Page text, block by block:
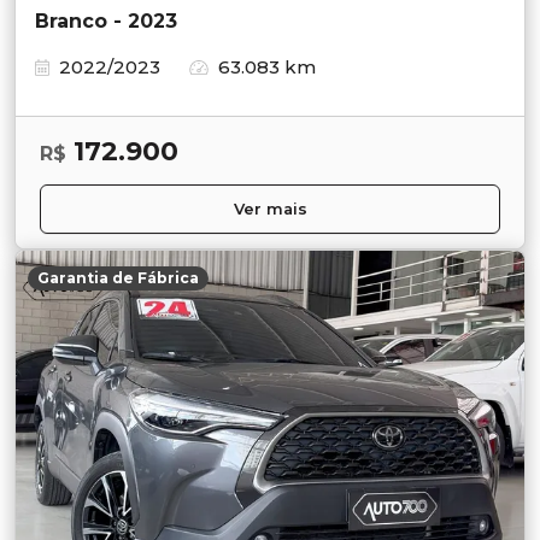
Branco - 2023
2022/2023
63.083 km
R$ 172.900
Ver mais
Garantia de Fábrica